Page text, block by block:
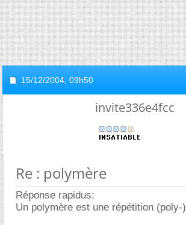
15/12/2004, 09h50
invite336e4fcc
Re : polymère
Réponse rapidus:
Un polymère est une répétition (poly-